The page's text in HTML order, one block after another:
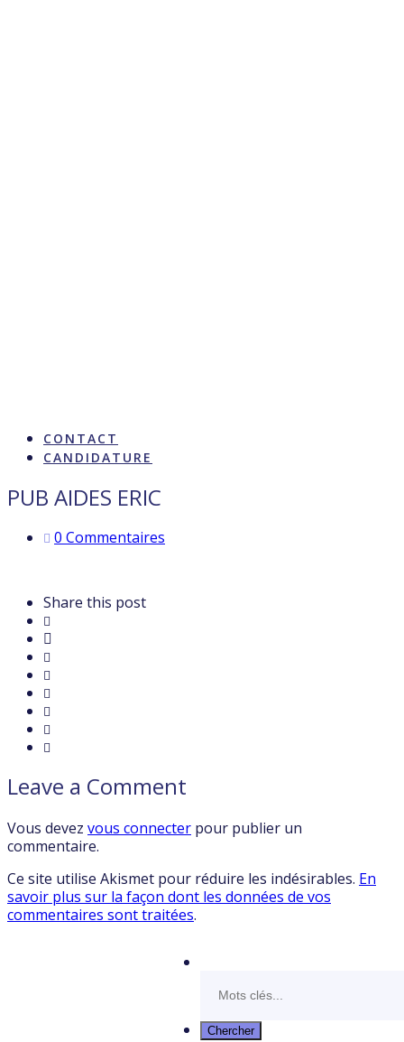
CONTACT
CANDIDATURE
PUB AIDES ERIC
0 Commentaires
Share this post
Leave a Comment
Vous devez vous connecter pour publier un
commentaire.
Ce site utilise Akismet pour réduire les indésirables. En
savoir plus sur la façon dont les données de vos
commentaires sont traitées.